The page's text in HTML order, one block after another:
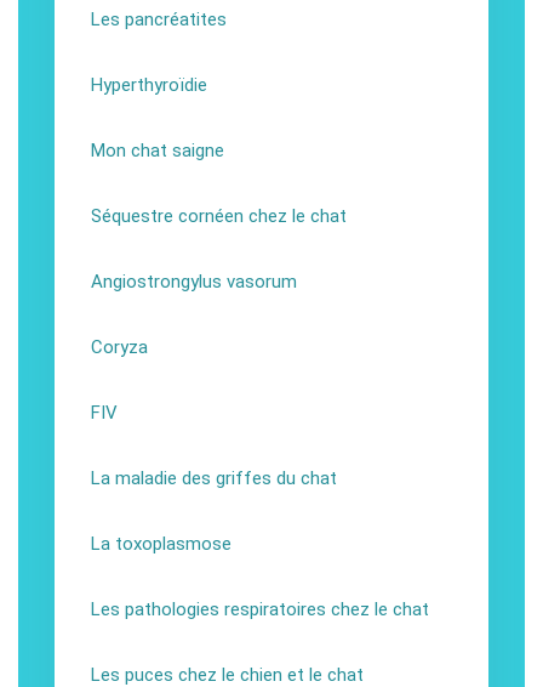
Les pancréatites
Hyperthyroïdie
Mon chat saigne
Séquestre cornéen chez le chat
Angiostrongylus vasorum
Coryza
FIV
La maladie des griffes du chat
La toxoplasmose
Les pathologies respiratoires chez le chat
Les puces chez le chien et le chat